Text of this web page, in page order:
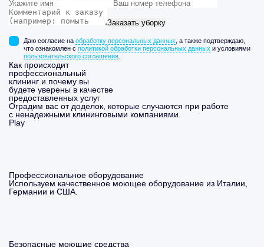
Заказать уборку
Даю согласие на обработку персональных данных , а также подтверждаю,
что ознакомлен с политикой обработки персональных данных и условиями
пользовательского соглашения
Как происходит
профессиональный
клининг и почему вы
будете уверены в качестве
предоставленных услуг
Оградим вас от доделок, которые случаются при работе
с ненадежными клининговыми компаниями.
Play
Профессиональное оборудование
Используем качественное моющее оборудование из Италии,
Германии и США.
Безопасные моющие средства